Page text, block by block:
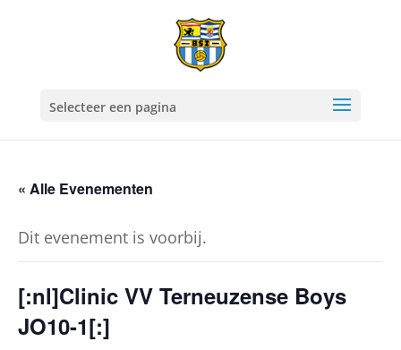
Selecteer een pagina
« Alle Evenementen
Dit evenement is voorbij.
[:nl]Clinic VV Terneuzense Boys
JO10-1[:]